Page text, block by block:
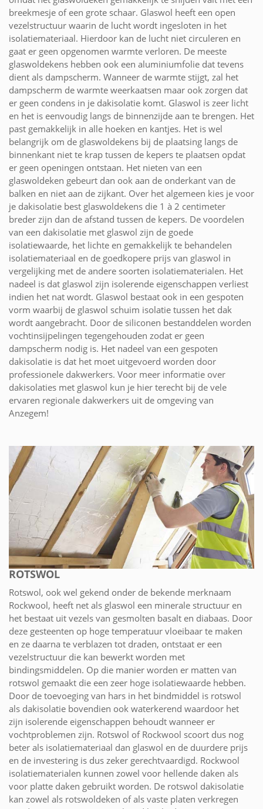
breekmesje of een grote schaar. Glaswol heeft een open
vezelstructuur waarin de lucht wordt ingesloten in het
isolatiemateriaal. Hierdoor kan de lucht niet circuleren en
gaat er geen opgenomen warmte verloren. De meeste
glaswoldekens hebben ook een aluminiumfolie dat tevens
dient als dampscherm. Wanneer de warmte stijgt, zal het
dampscherm de warmte weerkaatsen maar ook zorgen dat
er geen condens in je dakisolatie komt. Glaswol is zeer licht
en het is eenvoudig langs de binnenzijde aan te brengen. Het
past gemakkelijk in alle hoeken en kantjes. Het is wel
belangrijk om de glaswoldekens bij de plaatsing langs de
binnenkant niet te krap tussen de kepers te plaatsen opdat
er geen openingen ontstaan. Het nieten van een
glaswoldeken gebeurt dan ook aan de onderkant van de
balken en niet aan de zijkant. Over het algemeen kies je voor
je dakisolatie best glaswoldekens die 1 à 2 centimeter
breder zijn dan de afstand tussen de kepers. De voordelen
van een dakisolatie met glaswol zijn de goede
isolatiewaarde, het lichte en gemakkelijk te behandelen
isolatiemateriaal en de goedkopere prijs van glaswol in
vergelijking met de andere soorten isolatiematerialen. Het
nadeel is dat glaswol zijn isolerende eigenschappen verliest
indien het nat wordt. Glaswol bestaat ook in een gespoten
vorm waarbij de glaswol schuim isolatie tussen het dak
wordt aangebracht. Door de siliconen bestanddelen worden
vochtinsijpelingen tegengehouden zodat er geen
dampscherm nodig is. Het nadeel van een gespoten
dakisolatie is dat het moet uitgevoerd worden door
professionele dakwerkers. Voor meer informatie over
dakisolaties met glaswol kun je hier terecht bij de vele
ervaren regionale dakwerkers uit de omgeving van
Anzegem!
ROTSWOL
Rotswol, ook wel gekend onder de bekende merknaam
Rockwool, heeft net als glaswol een minerale structuur en
het bestaat uit vezels van gesmolten basalt en diabaas. Door
deze gesteenten op hoge temperatuur vloeibaar te maken
en ze daarna te verblazen tot draden, ontstaat er een
vezelstructuur die kan bewerkt worden met
bindingsmiddelen. Op die manier worden er matten van
rotswol gemaakt die een zeer hoge isolatiewaarde hebben.
Door de toevoeging van hars in het bindmiddel is rotswol
als dakisolatie bovendien ook waterkerend waardoor het
zijn isolerende eigenschappen behoudt wanneer er
vochtproblemen zijn. Rotswol of Rockwool scoort dus nog
beter als isolatiemateriaal dan glaswol en de duurdere prijs
en de investering is dus zeker gerechtvaardigd. Rockwool
isolatiematerialen kunnen zowel voor hellende daken als
voor platte daken gebruikt worden. De rotswol dakisolatie
kan zowel als rotswoldeken of als vaste platen verkregen